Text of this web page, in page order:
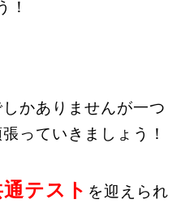
！
かありませんが一つ
っていきましょう！
テスト を迎えられ